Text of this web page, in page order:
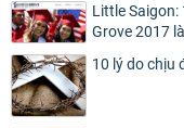
Little Saigon:
Grove 2017
10 lý do chịu